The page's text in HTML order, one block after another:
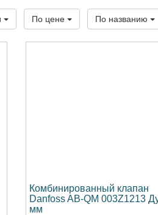
По цене По названию
Комбинированный клапан
Danfoss AB-QM 003Z1213
мм